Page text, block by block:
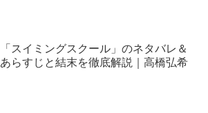
「スイミングスクール」のネタバレ＆
あらすじと結末を徹底解説｜高橋弘希